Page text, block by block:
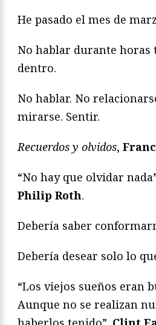
He pasado el mes de
No hablar durante horas
dentro.
No hablar. No
mirarse. Sentir.
Recuerdos y olvidos,
“No hay que olvidar
Philip Roth.
Debería saber
Debería desear solo lo
“Los viejos sueños eran
Aunque no se realizan